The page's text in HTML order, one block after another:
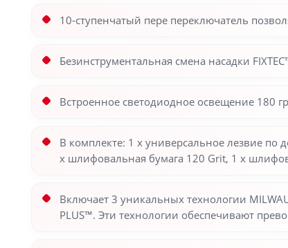
10-ступенчатый пере переключатель
Безинструментальная смена насадки
Встроенное светодиодное освещение 180
В комплекте: 1 х универсальное лезвие
х шлифовальная бумага 120 Grit, 1 х
Включает 3 уникальных технологии
PLUS™. Эти технологии обеспечивают